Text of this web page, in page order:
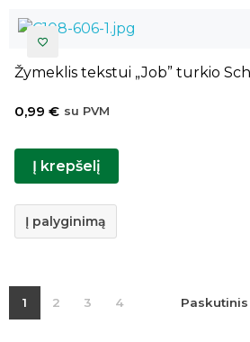
Žymeklis tekstui „Job” turkio
0,99 € su PVM
Į krepšelį
Į palyginimą
1 2 3 4 Paskutinis